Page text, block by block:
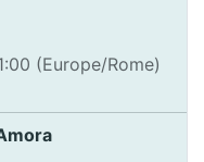
(Europe/Rome)